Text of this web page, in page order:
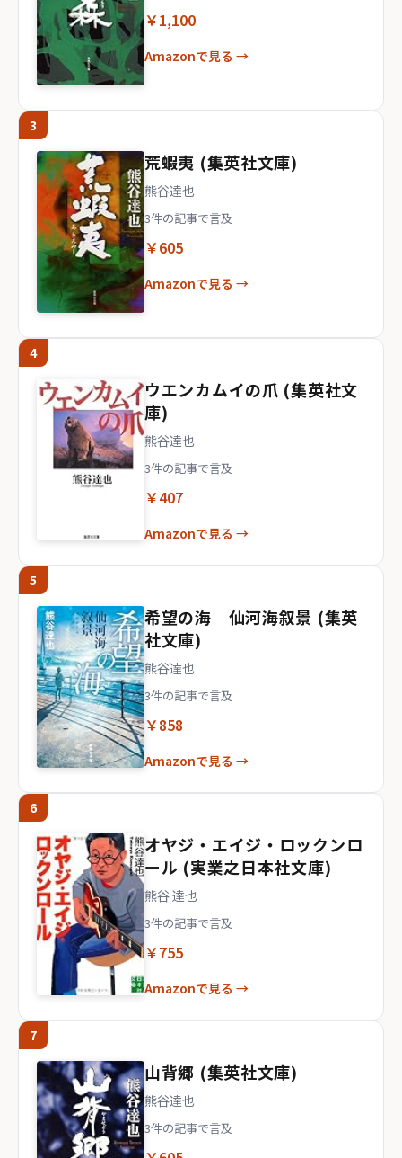
￥1,100
Amazonで見る →
3
荒蝦夷 (集英社文庫)
熊谷達也
3件の記事で言及
￥605
Amazonで見る →
4
ウエンカムイの爪 (集英社文
庫)
熊谷達也
3件の記事で言及
￥407
Amazonで見る →
5
希望の海 仙河海叙景 (集英
社文庫)
熊谷達也
3件の記事で言及
￥858
Amazonで見る →
6
オヤジ・エイジ・ロックンロ
ール (実業之日本社文庫)
熊谷 達也
3件の記事で言及
￥755
Amazonで見る →
7
山背郷 (集英社文庫)
熊谷達也
3件の記事で言及